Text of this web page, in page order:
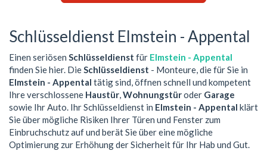
Schlüsseldienst Elmstein - Appental
Einen seriösen Schlüsseldienst für Elmstein - Appental
finden Sie hier. DieSchlüsseldienst - Monteure, die für Sie in
Elmstein - Appental tätig sind, öffnen schnell und kompetent
Ihre verschlossene Haustür,Wohnungstüroder Garage
sowie Ihr Auto. Ihr Schlüsseldienst in Elmstein - Appental klärt
Sie über mögliche Risiken Ihrer Türen und Fenster zum
Einbruchschutz auf und berät Sie über eine mögliche
Optimierung zur Erhöhung der Sicherheit für Ihr Hab und Gut.